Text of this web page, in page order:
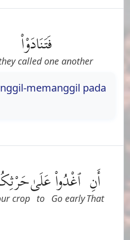
فَتَنَادَوْا۟
called one another
memanggil pada
أَنِ
That
ٱغْدُوا۟
Go early
عَلَىٰ
to
crop